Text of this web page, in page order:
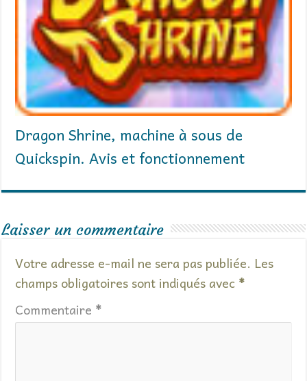
Dragon Shrine, machine à sous de
Quickspin. Avis et fonctionnement
Laisser un commentaire
Votre adresse e-mail ne sera pas publiée. Les
champs obligatoires sont indiqués avec *
Commentaire *